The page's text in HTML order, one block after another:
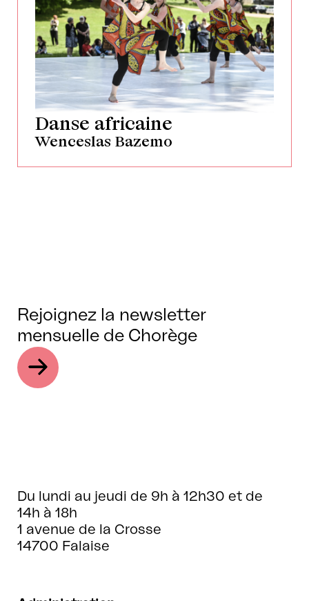
Danse africaine
Wenceslas Bazemo
Rejoignez la newsletter
mensuelle de Chorège
Du lundi au jeudi de 9h à 12h30 et de
14h à 18h
1 avenue de la Crosse
14700 Falaise